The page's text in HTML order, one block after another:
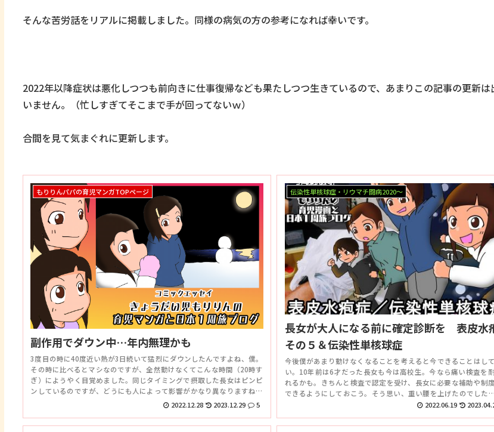
そんな苦労話をリアルに掲載しました。同様の病気の方の参考になれば幸いです。
2022年以降症状は悪化しつつも前向きに仕事復帰なども果たしつつ生きているので、あまりこの記事の更新は
いません。（忙しすぎてそこまで手が回ってないｗ）
合間を見て気まぐれに更新します。
もりりんパパの育児マンガTOPページ
副作用でダウン中…年内無理かも
3度目の時に40度近い熱が3日続いて猛烈にダウンしたんですよね、僕。
その時に比べるとマシなのですが、全然動けなくてこんな時間（20時す
ぎ）にようやく目覚めました。同じタイミングで摂取した長女はピンピ
ンしているのですが、どうにも人によって影響がかなり異なりますねコ
レ。全身のリウマチ因子がワクチンの影響でいたずらするのか
2022.12.28 2023.12.29 5
伝染性単核球症・リウマチ闘病2020～
長女が大人になる前に確定診断を 表皮水
その５＆伝染性単核球症
今後僕があまり動けなくなることを考えると今できることはし
い。10年前は6才だった長女も今は高校生。今なら痛い検査を
れるかも。きちんと検査で認定を受け、長女に必要な補助や制
できるようにしておこう。そう思い、重い腰を上げたのでした
遺伝のせいで痛い思いをさせるのは忍びないんだけど、ごめんね
2022.06.19